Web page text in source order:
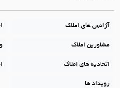
آژانس های املاک
مشاورین املاک
اتحادیه های املاک
رویداد ها